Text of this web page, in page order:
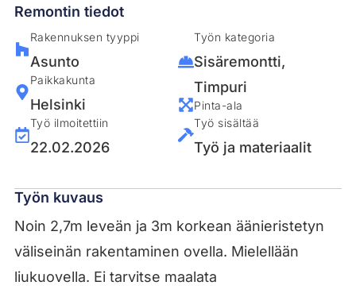
Remontin tiedot
Rakennuksen tyyppi
Asunto
Paikkakunta
Helsinki
Työ ilmoitettiin
22.02.2026
Työn kategoria
Sisäremontti,
Timpuri
Pinta-ala
Työ sisältää
Työ ja materiaalit
Työn kuvaus
Noin 2,7m leveän ja 3m korkean äänieristetyn
väliseinän rakentaminen ovella. Mielellään
liukuovella. Ei tarvitse maalata